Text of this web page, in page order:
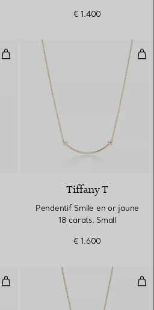
925 millièmes
€ 1.400
Bracelet étroit Wire en or jaune
3 Matériaux
Tiffany T
Pendentif Smile en or jaune
18 carats. Small
€ 1.600
Boucles d’oreilles créoles